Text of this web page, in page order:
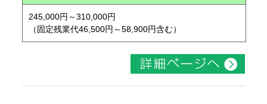
245,000円～310,000円
（固定残業代46,500円～58,900円含む）